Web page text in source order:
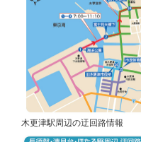
木更津駅周辺の迂回路情報